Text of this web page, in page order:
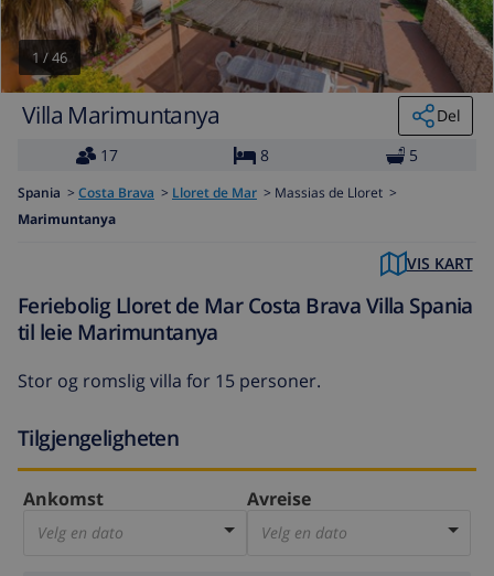
1 /46
Villa Marimuntanya
Del
17
8 5
Spania > Costa Brava > Lloret de Mar > Massias de Lloret >
Marimuntanya
VIS KART
Feriebolig Lloret de Mar Costa Brava Villa Spania
til leie Marimuntanya
Stor og romslig villa for 15 personer.
Tilgjengeligheten
Ankomst
Velg en dato
Avreise
Velg en dato